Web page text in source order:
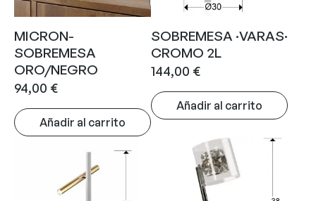
MICRON-
SOBREMESA
ORO/NEGRO
94,00 €
Añadir al carrito
SOBREMESA ·VARAS·
CROMO 2L
144,00 €
Añadir al carrito